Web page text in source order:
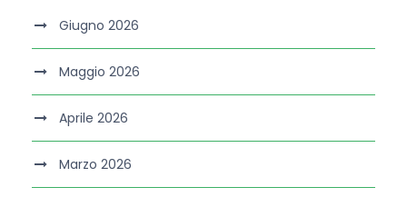
Giugno 2026
Maggio 2026
Aprile 2026
Marzo 2026